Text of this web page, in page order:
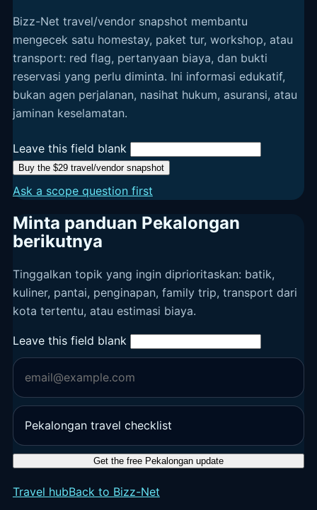
Bizz-Net travel/vendor snapshot membantu
mengecek satu homestay, paket tur, workshop, atau
transport: red flag, pertanyaan biaya, dan bukti
reservasi yang perlu diminta. Ini informasi edukatif,
bukan agen perjalanan, nasihat hukum, asuransi, atau
jaminan keselamatan.
Leave this field blank
Buy the $29 travel/vendor snapshot
Ask a scope question first
Minta panduan Pekalongan
berikutnya
Tinggalkan topik yang ingin diprioritaskan: batik,
kuliner, pantai, penginapan, family trip, transport dari
kota tertentu, atau estimasi biaya.
Leave this field blank
Get the free Pekalongan update
Travel hubBack to Bizz-Net